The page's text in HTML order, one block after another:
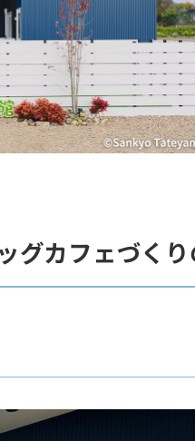
グカフェづく